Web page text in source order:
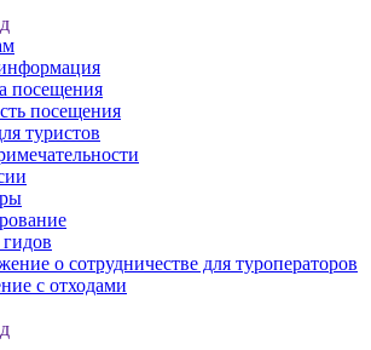
посещения
посещения
туристов
о сотрудничестве для туроператоров
с отходами